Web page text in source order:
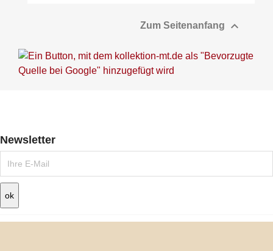
Zum Seitenanfang 
Newsletter